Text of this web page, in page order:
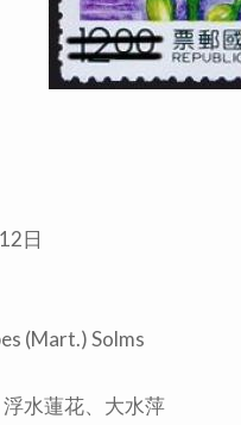
日
(Mart.) Solms
水蓮花、大水萍